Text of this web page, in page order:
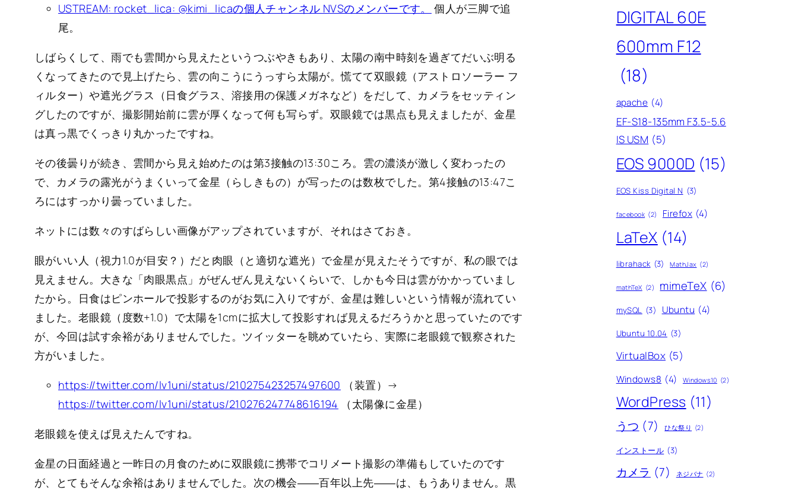
USTREAM: rocket_lica: @kimi_licaの個人チャンネル NVSのメンバーです。
個人が三脚で追
尾。
しばらくして、雨でも雲間から見えたというつぶやきもあり、太陽の南中時刻を過ぎてだいぶ明る
くなってきたので見上げたら、雲の向こうにうっすら太陽が。慌てて双眼鏡（アストロソーラー フ
ィルター）や遮光グラス（日食グラス、溶接用の保護メガネなど）をだして、カメラをセッティン
グしたのですが、撮影開始前に雲が厚くなって何も写らず。双眼鏡では黒点も見えましたが、金星
は真っ黒でくっきり丸かったですね。
その後曇りが続き、雲間から見え始めたのは第3接触の13:30ころ。雲の濃淡が激しく変わったの
で、カメラの露光がうまくいって金星（らしきもの）が写ったのは数枚でした。第4接触の13:47こ
ろにはすっかり曇っていました。
ネットには数々のすばらしい画像がアップされていますが、それはさておき。
眼がいい人（視力1.0が目安？）だと肉眼（と適切な遮光）で金星が見えたそうですが、私の眼では
見えません。大きな「肉眼黒点」がぜんぜん見えないくらいで、しかも今日は雲がかかっていまし
たから。日食はピンホールで投影するのがお気に入りですが、金星は難しいという情報が流れてい
ました。老眼鏡（度数+1.0）で太陽を1cmに拡大して投影すれば見えるだろうかと思っていたのです
が、今回は試す余裕がありませんでした。ツイッターを眺めていたら、実際に老眼鏡で観察された
方がいました。
https://twitter.com/lv1uni/status/210275423257497600 （装置）→
https://twitter.com/lv1uni/status/210276247748616194 （太陽像に金星）
老眼鏡を使えば見えたんですね。
金星の日面経過と一昨日の月食のために双眼鏡に携帯でコリメート撮影の準備もしていたのです
が、とてもそんな余裕はありませんでした。次の機会――百年以上先――は、もうありません。黒
DIGITAL 60E
600mm F12
(18)
apache (4)
EF-S18-135mm F3.5-5.6
IS USM (5)
EOS 9000D (15)
EOS Kiss Digital N (3)
facebook (2) Firefox (4)
LaTeX (14)
librahack (3) MathJax (2)
mathTeX (2) mimeTeX (6)
mySQL (3) Ubuntu (4)
Ubuntu 10.04 (3)
VirtualBox (5)
Windows8 (4) Windows10 (2)
WordPress (11)
うつ (7) ひな祭り (2)
インストール (3)
カメラ (7) ネジバナ (2)